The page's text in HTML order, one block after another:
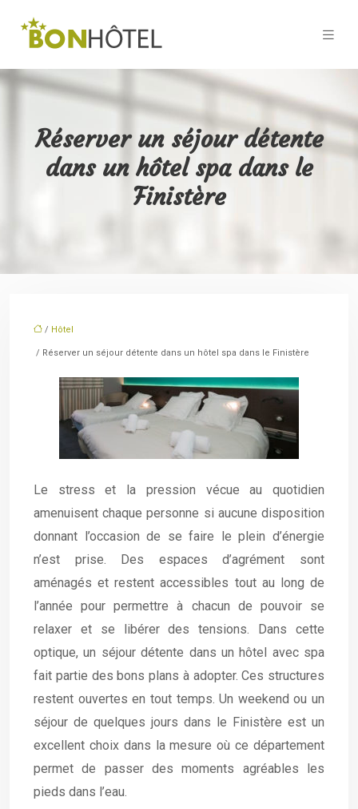
Réserver un séjour détente
dans un hôtel spa dans le
Finistère
/ Hôtel
/ Réserver un séjour détente dans un hôtel spa dans le Finistère
Le stress et la pression vécue au quotidien
amenuisent chaque personne si aucune disposition
donnant l’occasion de se faire le plein d’énergie
n’est prise. Des espaces d’agrément sont
aménagés et restent accessibles tout au long de
l’année pour permettre à chacun de pouvoir se
relaxer et se libérer des tensions. Dans cette
optique, un séjour détente dans un hôtel avec spa
fait partie des bons plans à adopter. Ces structures
restent ouvertes en tout temps. Un weekend ou un
séjour de quelques jours dans le Finistère est un
excellent choix dans la mesure où ce département
permet de passer des moments agréables les
pieds dans l’eau.